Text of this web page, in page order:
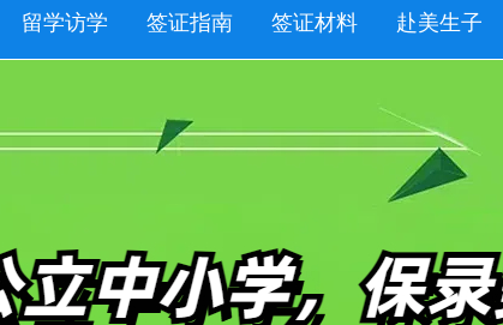
留学访学 签证指南 签证材料 赴美生子